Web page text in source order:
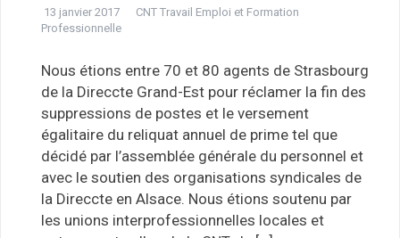
13 janvier 2017
CNT Travail Emploi et Formation
Professionnelle
Nous étions entre 70 et 80 agents de Strasbourg
de la Direccte Grand-Est pour réclamer la fin des
suppressions de postes et le versement
égalitaire du reliquat annuel de prime tel que
décidé par l’assemblée générale du personnel et
avec le soutien des organisations syndicales de
la Direccte en Alsace. Nous étions soutenu par
les unions interprofessionnelles locales et